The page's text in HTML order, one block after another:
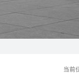
当前